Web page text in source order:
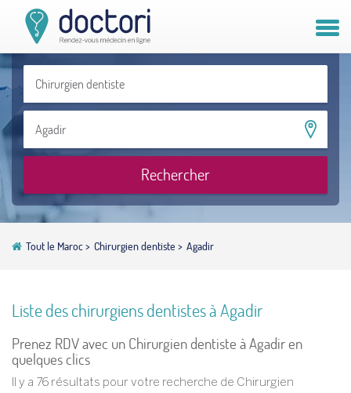
Compte patient
Compte médecin
Rechercher
Tout le Maroc> Chirurgien dentiste > Agadir
Liste des chirurgiens dentistes à Agadir
Prenez RDV avec un Chirurgien dentiste à Agadir en
quelques clics
Il y a 76 résultats pour votre recherche de Chirurgien